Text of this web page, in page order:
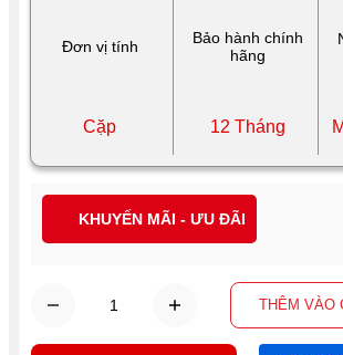
Đơn vị tính
Bảo hành chính
hãng
Cặp 12 Tháng
THÊM VÀO
KHUYẾN MÃI - ƯU ĐÃI